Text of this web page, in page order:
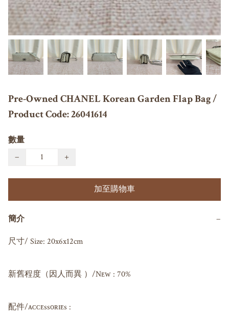
Pre-Owned CHANEL Korean Garden Flap Bag /
Product Code: 26041614
數量
−
+
加至購物車
簡介 −
尺寸/ Size: 20x6x12cm
新舊程度（因人而異 ）/Nᴇᴡ : 70%
配件/ᴀᴄᴄᴇssᴏʀɪᴇs :